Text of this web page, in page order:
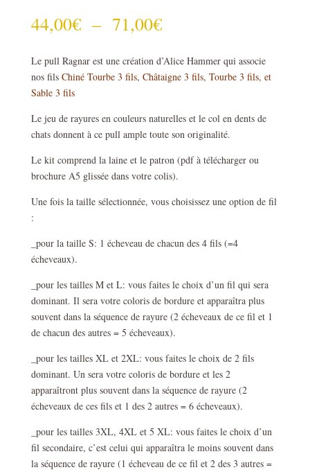
44,00€ – 71,00€Plage
prix :
44,00€
à
Le pull Ragnar est une création d’Alice Hammer qui associe
nos fils Chiné Tourbe 3 fils, Châtaigne 3 fils, Tourbe 3 fils, et
Sable 3 fils
Le jeu de rayures en couleurs naturelles et le col en dents de
chats donnent à ce pull ample toute son originalité.
Le kit comprend la laine et le patron (pdf à télécharger ou
brochure A5 glissée dans votre colis).
Une fois la taille sélectionnée, vous choisissez une option de fil
:
_pour la taille S: 1 écheveau de chacun des 4 fils (=4
écheveaux).
_pour les tailles M et L: vous faites le choix d’un fil qui sera
dominant. Il sera votre coloris de bordure et apparaîtra plus
souvent dans la séquence de rayure (2 écheveaux de ce fil et 1
de chacun des autres = 5 écheveaux).
_pour les tailles XL et 2XL: vous faites le choix de 2 fils
dominant. Un sera votre coloris de bordure et les 2
apparaîtront plus souvent dans la séquence de rayure (2
écheveaux de ces fils et 1 des 2 autres = 6 écheveaux).
_pour les tailles 3XL, 4XL et 5 XL: vous faites le choix d’un
fil secondaire, c’est celui qui apparaîtra le moins souvent dans
la séquence de rayure (1 écheveau de ce fil et 2 des 3 autres =